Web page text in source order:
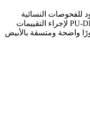
للفحوصات النسائية
الروتينية. صُمم جهاز PU-DL151A لإجراء التقييمات
واضحة ومتسقة بالأبيض